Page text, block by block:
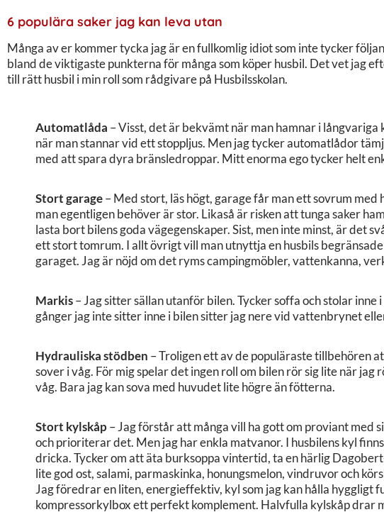
6 populära saker jag kan leva utan
Många av er kommer tycka jag är en fullkomlig idiot som inte tycker
bland de viktigaste punkterna för många som köper husbil. Det vet jag
till rätt husbil i min roll som rådgivare på Husbilsskolan.
Automatlåda – Visst, det är bekvämt när man hamnar i
när man stannar vid ett stoppljus. Men jag tycker automatlådor
med att spara dyra bränsledroppar. Mitt enorma ego tycker helt
Stort garage– Med stort, läs högt, garage får man ett sovrum med
man egentligen behöver är stor. Likaså är risken att tunga saker
lasta bort bilens goda vägegenskaper. Sist, men inte minst, är det
ett stort tomrum. I allt övrigt vill man utnyttja en husbils
garaget. Jag är nöjd om det ryms campingmöbler, vattenkanna,
Markis– Jag sitter sällan utanför bilen. Tycker soffa och stolar
gånger jag inte sitter inne i bilen sitter jag nere vid vattenbrynet
Hydrauliska stödben – Troligen ett av de populäraste tillbehören
sover i våg. För mig spelar det ingen roll om bilen rör sig lite när jag
våg. Bara jag kan sova med huvudet lite högre än fötterna.
Stort kylskåp– Jag förstår att många vill ha gott om proviant med
och prioriterar det. Men jag har enkla matvanor. I husbilens kyl
dricka. Tycker om att äta burksoppa vintertid, ta en härlig
lite god ost, salami, parmaskinka, honungsmelon, vindruvor och
Jag föredrar en liten, energieffektiv, kyl som jag kan hålla hyggligt
kompressorkylbox ett perfekt komplement. Halvfulla kylskåp drar